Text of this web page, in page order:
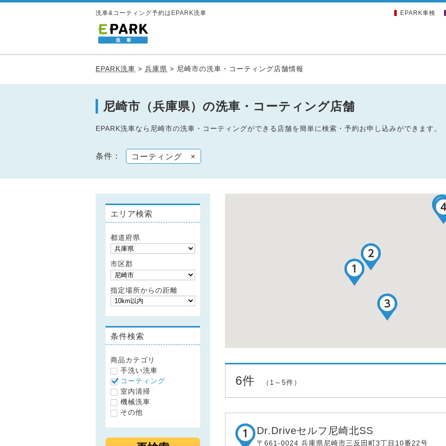
洗車&コーティング予約はEPARK洗車 EPARK車検
EPARK洗車 > 兵庫県 > 尼崎市の洗車・コーティング店舗情報
尼崎市（兵庫県）の洗車・コーティング店舗
EPARK洗車なら尼崎市の洗車・コーティングができる店舗を簡単に検索・予約お申し込みができます。
条件： コーティング ×
エリア検索
都道府県
市区郡
指定場所からの距離
条件検索
商品カテゴリ
手洗い洗車
コーティング
室内清掃
機械洗車
その他
6件 （1～5件）
Dr.Driveセルフ尼崎北SS
〒661-0024 兵庫県尼崎市三反田町3丁目10番22号